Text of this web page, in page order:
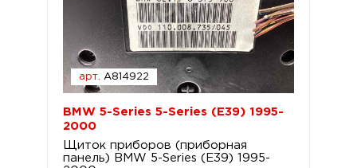
арт. A814922
BMW 5-Series 5-Series (E39) 1995-
2000
Щиток приборов (приборная
панель) BMW 5-Series (E39) 1995-